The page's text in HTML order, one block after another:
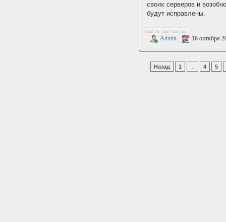
своих серверов и
будут исправлены.
Admin 16 октября
Назад 1 4 5